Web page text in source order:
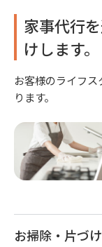
家事代行
けします。
お客様のライフ
ります。
お掃除・片づけ